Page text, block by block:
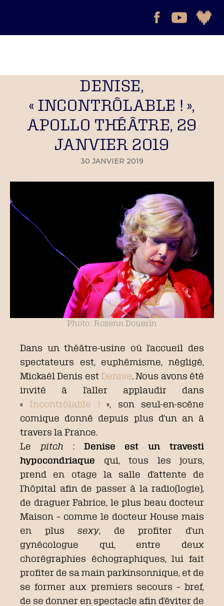
DENISE,
« INCONTRÔLABLE ! »,
APOLLO THÉÂTRE, 29
JANVIER 2019
30 JANVIER 2019
Photo : Rozenn Douerin
Dans un théâtre-usine où l’accueil des
spectateurs est, euphémisme, négligé,
Mickaël Denis est Denise . Nous avons été
invité à l’aller applaudir dans
«Incontrôlable ! », son seul-en-scène
comique donné depuis plus d’un an à
travers la France.
Le pitch : Denise est un travesti
hypocondriaque qui, tous les jours,
prend en otage la salle d’attente de
l’hôpital afin de passer à la radio(logie),
de draguer Fabrice, le plus beau docteur
Maison – comme le docteur House mais
en plussexy, de profiter d’un
gynécologue qui, entre deux
chorégraphies échographiques, lui fait
profiter de sa main parkinsonnique, et de
se former aux premiers secours – bref,
de se donner en spectacle afin d’éviter de